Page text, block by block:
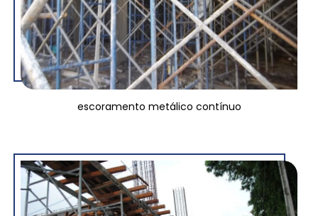
escoramento metálico contínuo